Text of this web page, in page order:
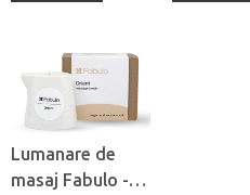
Lumanare de
masaj Fabulo -